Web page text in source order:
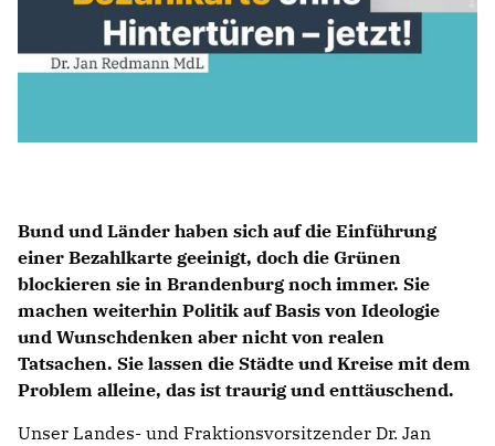
PRAKTIKUM
LINKS
Bund und Länder haben sich auf die Einführung
einer Bezahlkarte geeinigt, doch die Grünen
blockieren sie in Brandenburg noch immer. Sie
machen weiterhin Politik auf Basis von Ideologie
und Wunschdenken aber nicht von realen
Tatsachen. Sie lassen die Städte und Kreise mit dem
Problem alleine, das ist traurig und enttäuschend.
Unser Landes- und Fraktionsvorsitzender Dr. Jan